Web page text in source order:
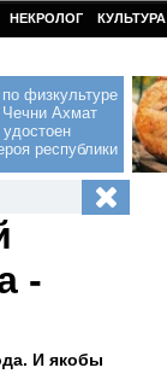
НЕКРОЛОГ КУЛЬТУРА
физкультуре
Чечни Ахмат
республики
-
И якобы